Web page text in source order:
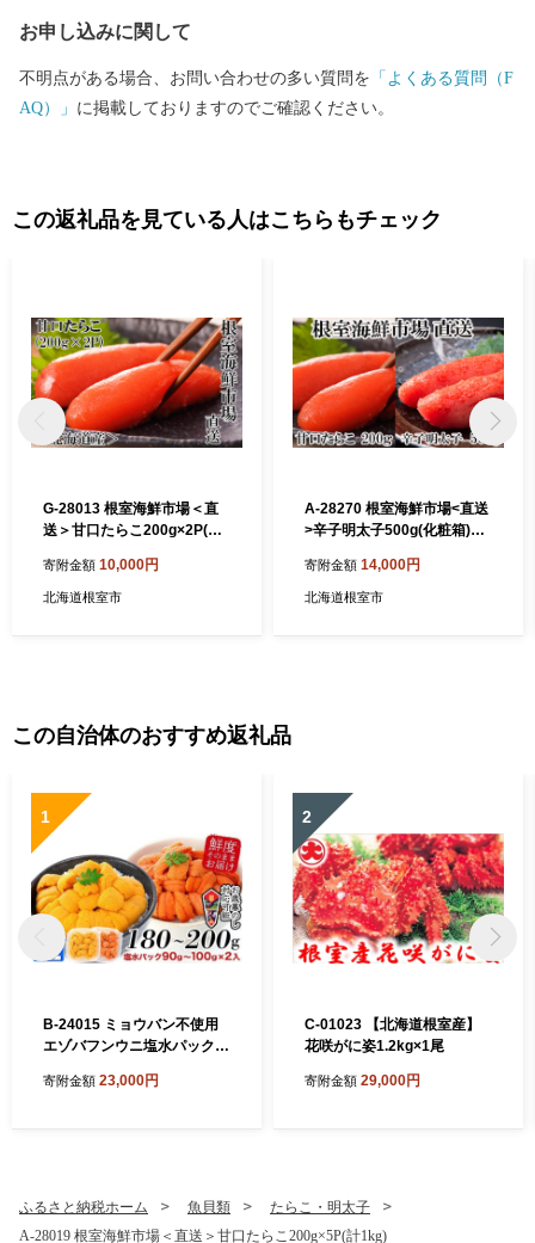
お申し込みに関して
不明点がある場合、お問い合わせの多い質問を 「よくある質問（F
AQ）」 に掲載しておりますのでご確認ください。
この返礼品を見ている人はこちらもチェック
G-28013 根室海鮮市場＜直
送＞甘口たらこ200g×2P(計4
寄附金額 10,000円
北海道根室市
A-28270 根室海鮮市場<直送
>辛子明太子500g(化粧箱)・
寄附金額 14,000円
北海道根室市
この自治体のおすすめ返礼品
1
B-24015 ミョウバン不使用
エゾバフンウニ塩水パック9
発送]
寄附金額 23,000円
2
C-01023 【北海道根室産】
花咲がに姿1.2kg×1尾
寄附金額 29,000円
ふるさと納税ホーム 魚貝類
たらこ・明太子
A-28019 根室海鮮市場＜直送＞甘口たらこ200g×5P(計1kg)